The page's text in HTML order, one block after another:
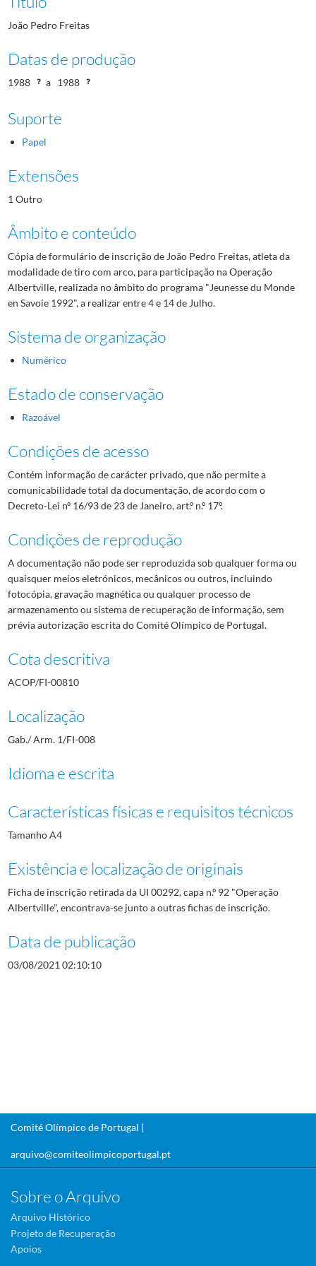
João Pedro Freitas
Datas de produção
1988 a 1988
Suporte
Papel
Extensões
1 Outro
Âmbito e conteúdo
Cópia de formulário de inscrição de João Pedro Freitas, atleta da
modalidade de tiro com arco, para participação na Operação
Albertville, realizada no âmbito do programa "Jeunesse du Monde
en Savoie 1992", a realizar entre 4 e 14 de Julho.
Sistema de organização
Numérico
Estado de conservação
Razoável
Condições de acesso
Contém informação de carácter privado, que não permite a
comunicabilidade total da documentação, de acordo com o
Decreto-Lei nº 16/93 de 23 de Janeiro, art.º n.º 17º.
Condições de reprodução
A documentação não pode ser reproduzida sob qualquer forma ou
quaisquer meios eletrónicos, mecânicos ou outros, incluindo
fotocópia, gravação magnética ou qualquer processo de
armazenamento ou sistema de recuperação de informação, sem
prévia autorização escrita do Comité Olímpico de Portugal.
Cota descritiva
ACOP/FI-00810
Localização
Gab./ Arm. 1/FI-008
Idioma e escrita
Características físicas e requisitos técnicos
Tamanho A4
Existência e localização de originais
Ficha de inscrição retirada da UI 00292, capa n.º 92 "Operação
Albertville", encontrava-se junto a outras fichas de inscrição.
Data de publicação
03/08/2021 02:10:10
Comité Olímpico de Portugal |
arquivo@comiteolimpicoportugal.pt
Sobre o Arquivo
Arquivo Histórico
Projeto de Recuperação
Apoios